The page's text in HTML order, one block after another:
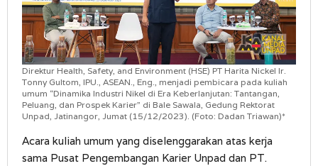
Direktur Health, Safety, and Environment (HSE) PT Harita Nickel Ir.
Tonny Gultom, IPU., ASEAN., Eng., menjadi pembicara pada kuliah
umum “Dinamika Industri Nikel di Era Keberlanjutan: Tantangan,
Peluang, dan Prospek Karier” di Bale Sawala, Gedung Rektorat
Unpad, Jatinangor, Jumat (15/12/2023). (Foto: Dadan Triawan)*
Acara kuliah umum yang diselenggarakan atas kerja
sama Pusat Pengembangan Karier Unpad dan PT.